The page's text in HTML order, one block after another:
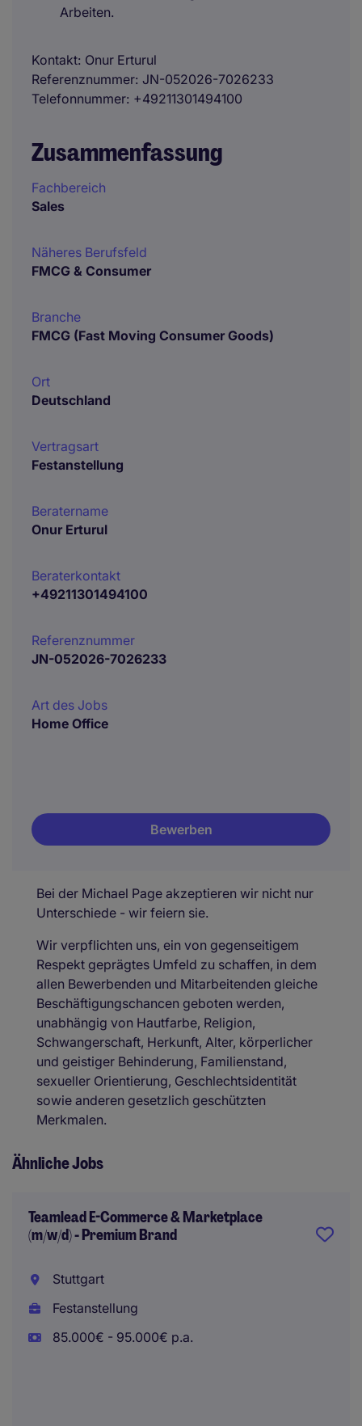
Arbeiten.
Kontakt Onur Erturul
Referenznummer JN-052026-7026233
Telefonnummer +49211301494100
Zusammenfassung
Fachbereich
Sales
Näheres Berufsfeld
FMCG & Consumer
Branche
FMCG (Fast Moving Consumer Goods)
Ort
Deutschland
Vertragsart
Festanstellung
Beratername
Onur Erturul
Beraterkontakt
+49211301494100
Referenznummer
JN-052026-7026233
Art des Jobs
Home Office
Bewerben
Bei der Michael Page akzeptieren wir nicht nur
Unterschiede - wir feiern sie.
Wir verpflichten uns, ein von gegenseitigem
Respekt geprägtes Umfeld zu schaffen, in dem
allen Bewerbenden und Mitarbeitenden gleiche
Beschäftigungschancen geboten werden,
unabhängig von Hautfarbe, Religion,
Schwangerschaft, Herkunft, Alter, körperlicher
und geistiger Behinderung, Familienstand,
sexueller Orientierung, Geschlechtsidentität
sowie anderen gesetzlich geschützten
Merkmalen.
Ähnliche Jobs
Teamlead E-Commerce & Marketplace
(m/w/d) - Premium Brand
Stuttgart
Festanstellung
85.000€ - 95.000€ p.a.